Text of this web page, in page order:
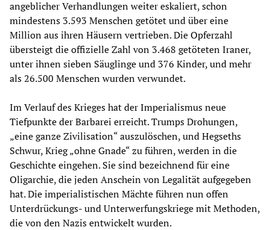
angeblicher Verhandlungen weiter eskaliert, schon
mindestens 3.593 Menschen getötet und über eine
Million aus ihren Häusern vertrieben. Die Opferzahl
übersteigt die offizielle Zahl von 3.468 getöteten Iraner,
unter ihnen sieben Säuglinge und 376 Kinder, und mehr
als 26.500 Menschen wurden verwundet.
Im Verlauf des Krieges hat der Imperialismus neue
Tiefpunkte der Barbarei erreicht. Trumps Drohungen,
„eine ganze Zivilisation“ auszulöschen, und Hegseths
Schwur, Krieg „ohne Gnade“ zu führen, werden in die
Geschichte eingehen. Sie sind bezeichnend für eine
Oligarchie, die jeden Anschein von Legalität aufgegeben
hat. Die imperialistischen Mächte führen nun offen
Unterdrückungs- und Unterwerfungskriege mit Methoden,
die von den Nazis entwickelt wurden.